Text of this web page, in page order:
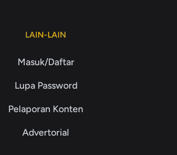
LAIN-LAIN
Masuk/Daftar
Lupa Password
Pelaporan Konten
Advertorial